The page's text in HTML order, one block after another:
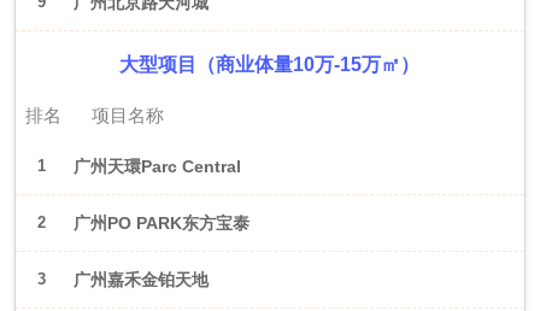
大型项目（商业体量10万-15万㎡）
排名 项目名称
1 广州天環Parc Central
2 广州PO PARK东方宝泰
3 广州嘉禾金铂天地